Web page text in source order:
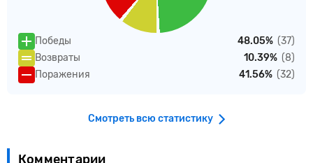
Победы 48.05% (37)
Возвраты
10.39% (8)
Поражения
41.56% (32)
Смотреть всю статистику
Комментарии